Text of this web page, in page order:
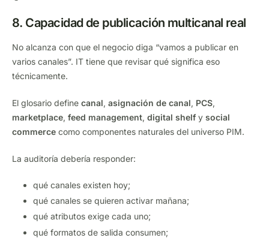
8. Capacidad de publicación multicanal real
No alcanza con que el negocio diga “vamos a publicar en
varios canales”. IT tiene que revisar qué significa eso
técnicamente.
El glosario define canal, asignación de canal, PCS,
marketplace, feed management, digital shelf y social
commerce como componentes naturales del universo PIM.
La auditoría debería responder:
qué canales existen hoy;
qué canales se quieren activar mañana;
qué atributos exige cada uno;
qué formatos de salida consumen;